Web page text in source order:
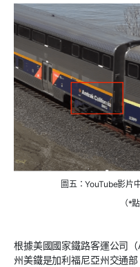
圖五：YouTube影片
（*
根據美國國家鐵路客運公司
州美鐵是加利福尼亞州交通